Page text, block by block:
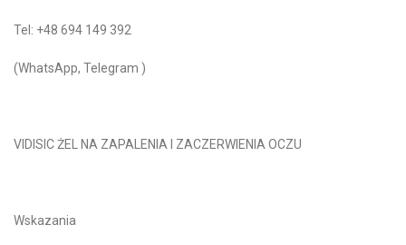
Tel: +48 694 149 392
(WhatsApp, Telegram )
VIDISIC ŻEL NA ZAPALENIA I ZACZERWIENIA OCZU
Wskazania